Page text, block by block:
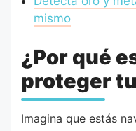
mismo
¿Por qué
proteger
Imagina que estás